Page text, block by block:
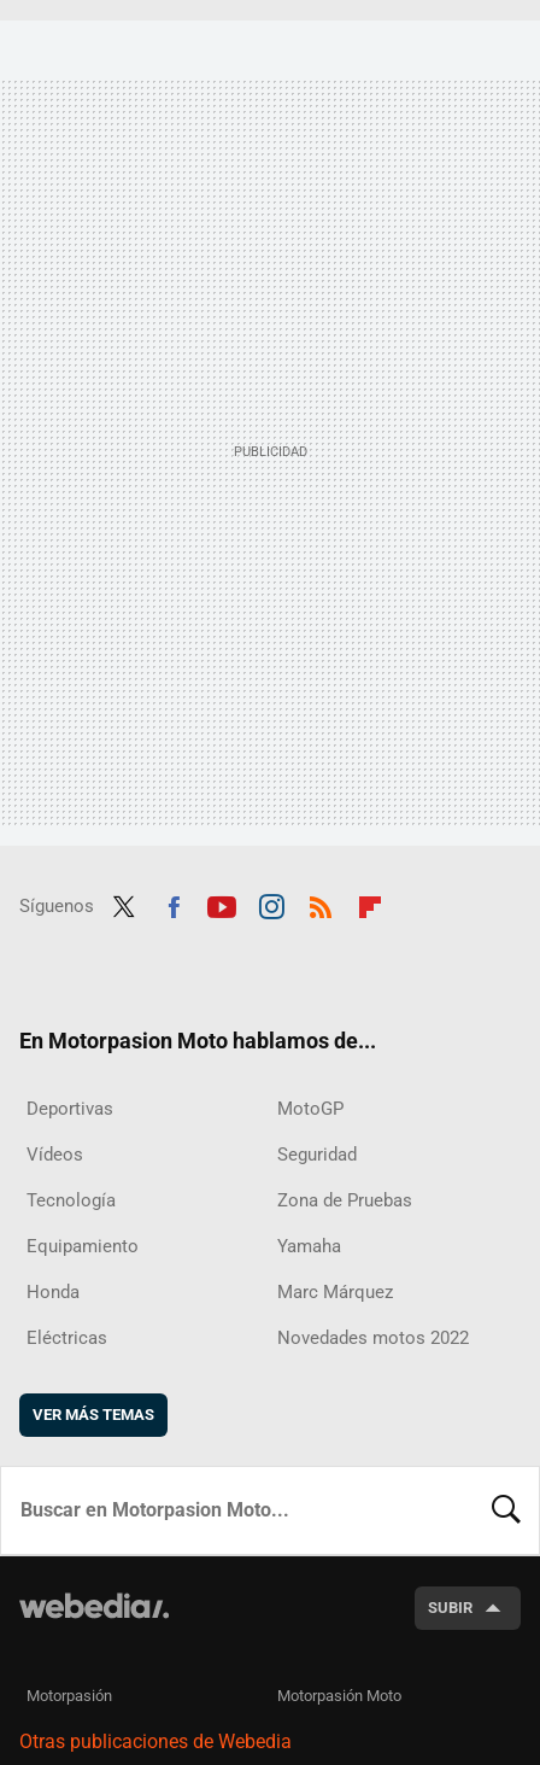
Síguenos
En Motorpasion Moto hablamos de...
Deportivas MotoGP
Vídeos Seguridad
Tecnología Zona de Pruebas
Equipamiento Yamaha
Honda Marc Márquez
Eléctricas Novedades motos 2022
VER MÁS TEMAS
SUBIR
Motorpasión Motorpasión Moto
Otras publicaciones de Webedia